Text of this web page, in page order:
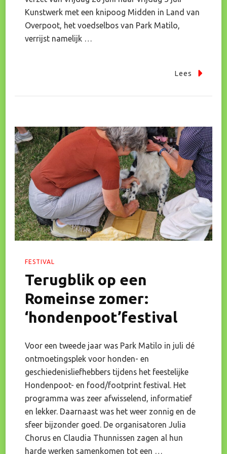
Kunstwerk met een knipoog Midden in Land van
Overpoot, het voedselbos van Park Matilo,
verrijst namelijk …
Lees
FESTIVAL
Terugblik op een
Romeinse zomer:
‘hondenpoot’festival
Voor een tweede jaar was Park Matilo in juli dé
ontmoetingsplek voor honden- en
geschiedenisliefhebbers tijdens het feestelijke
Hondenpoot- en food/footprint festival. Het
programma was zeer afwisselend, informatief
en lekker. Daarnaast was het weer zonnig en de
sfeer bijzonder goed. De organisatoren Julia
Chorus en Claudia Thunnissen zagen al hun
harde werken samenkomen tot een …